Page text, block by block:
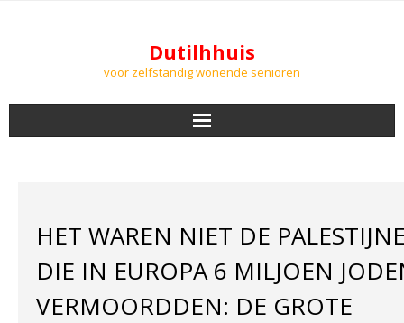
Dutilhhuis
voor zelfstandig wonende senioren
DOWNLOADS
PODCASTS
HET WAREN NIET DE
DIE IN EUROPA 6 MILJOEN
VERMOORDDEN: DE GROTE